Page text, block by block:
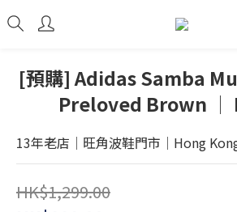
[預購] Adidas Samba
Preloved Brown │
13年老店│旺角波鞋門市│Hong
HK$1,299.00